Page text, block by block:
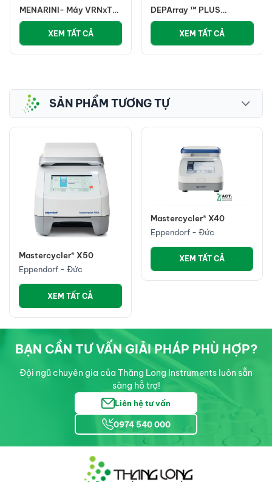
MENARINI- Máy VRNxT
giảm thể tích mẫu mẫu
XEM TẤT CẢ
DEPArray ™ PLUS
MENARINI
XEM TẤT CẢ
SẢN PHẨM TƯƠNG TỰ
Mastercycler® X50
Eppendorf - Đức
XEM TẤT CẢ
Mastercycler® X40
Eppendorf - Đức
XEM TẤT CẢ
BẠN CẦN TƯ VẤN GIẢI PHÁP PHÙ HỢP?
Đội ngũ chuyên gia của Thăng Long Instruments luôn sẵn
sàng hỗ trợ!
Liên hệ tư vấn
0974 540 000